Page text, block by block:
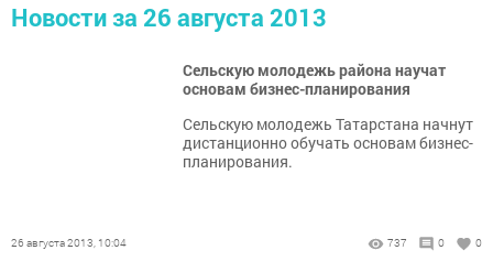
Новости за 26 августа 2013
Сельскую молодежь района научат
основам бизнес-планирования
Сельскую молодежь Татарстана начнут
дистанционно обучать основам бизнес-
планирования.
26 августа 2013, 10:04 737 0 0